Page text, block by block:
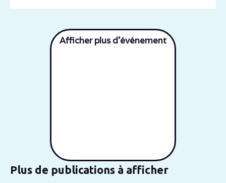
Afficher plus d'événement
Plus de publications à afficher